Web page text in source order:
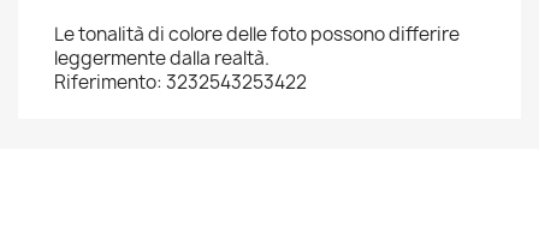
Le tonalità di colore delle foto possono differire
leggermente dalla realtà.
Riferimento: 3232543253422